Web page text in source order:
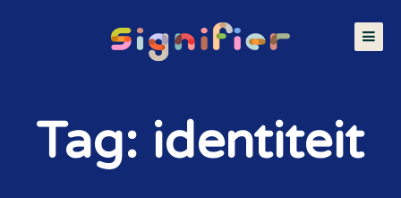
Tag: identiteit